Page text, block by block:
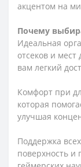
акцентом на
Почему
Идеальная
отсеков и
вам легкий
Комфорт при
которая
улучшая
Поддержка
поверхность и